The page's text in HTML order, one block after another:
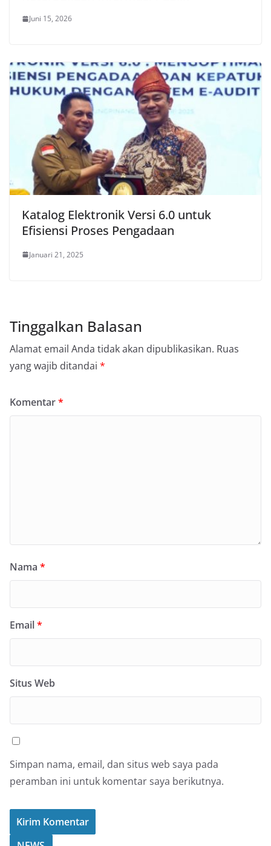
Juni 15, 2026
Katalog Elektronik Versi 6.0 untuk
Efisiensi Proses Pengadaan
Januari 21, 2025
Tinggalkan Balasan
Alamat email Anda tidak akan dipublikasikan. Ruas
yang wajib ditandai *
Komentar*
Nama *
Email*
Situs Web
Simpan nama, email, dan situs web saya pada
peramban ini untuk komentar saya berikutnya.